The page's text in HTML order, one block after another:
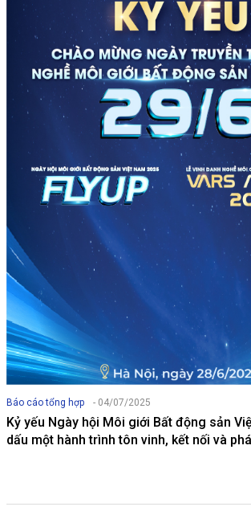
Báo cáo tổng hợp - 04/07/2025
Kỷ yếu Ngày hội Môi giới Bất động sản
dấu một hành trình tôn vinh, kết nối và